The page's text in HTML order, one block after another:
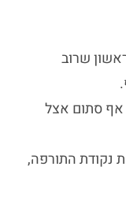
שרוב
אף סתום אצל
נקודת התורפה,